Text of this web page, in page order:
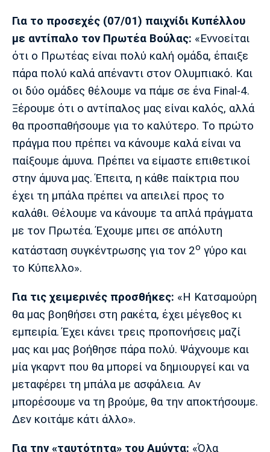
Για το προσεχές (07/01) παιχνίδι Κυπέλλου
με αντίπαλο τον Πρωτέα Βούλας: «Εννοείται
ότι ο Πρωτέας είναι πολύ καλή ομάδα, έπαιξε
πάρα πολύ καλά απέναντι στον Ολυμπιακό. Και
οι δύο ομάδες θέλουμε να πάμε σε ένα Final-4.
Ξέρουμε ότι ο αντίπαλος μας είναι καλός, αλλά
θα προσπαθήσουμε για το καλύτερο. Το πρώτο
πράγμα που πρέπει να κάνουμε καλά είναι να
παίξουμε άμυνα. Πρέπει να είμαστε επιθετικοί
στην άμυνα μας. Έπειτα, η κάθε παίκτρια που
έχει τη μπάλα πρέπει να απειλεί προς το
καλάθι. Θέλουμε να κάνουμε τα απλά πράγματα
με τον Πρωτέα. Έχουμε μπει σε απόλυτη
κατάσταση συγκέντρωσης για τον 2ο γύρο και
το Κύπελλο».
Για τις χειμερινές προσθήκες: «Η Κατσαμούρη
θα μας βοηθήσει στη ρακέτα, έχει μέγεθος κι
εμπειρία. Έχει κάνει τρεις προπονήσεις μαζί
μας και μας βοήθησε πάρα πολύ. Ψάχνουμε και
μία γκαρντ που θα μπορεί να δημιουργεί και να
μεταφέρει τη μπάλα με ασφάλεια. Αν
μπορέσουμε να τη βρούμε, θα την αποκτήσουμε.
Δεν κοιτάμε κάτι άλλο».
Για την «ταυτότητα» του Αμύντα: «Όλα